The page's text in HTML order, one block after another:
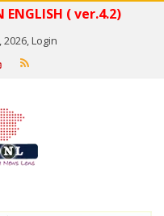
ENGLISH ( ver.4.2)
2026,Login